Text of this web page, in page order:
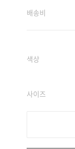
배송비
색상
사이즈